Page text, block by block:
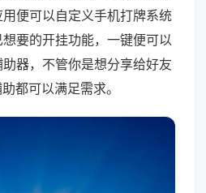
便可以自定义手机打牌系统
要的开挂功能，一键便可以
器，不管你是想分享给好友
都可以满足需求。